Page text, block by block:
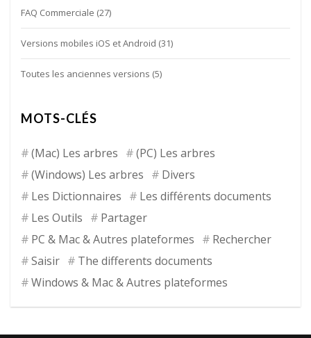
FAQ Commerciale (27)
Versions mobiles iOS et Android (31)
Toutes les anciennes versions (5)
MOTS-CLÉS
(Mac) Les arbres
(PC) Les arbres
(Windows) Les arbres
Divers
Les Dictionnaires
Les différents documents
Les Outils
Partager
PC & Mac & Autres plateformes
Rechercher
Saisir
The differents documents
Windows & Mac & Autres plateformes